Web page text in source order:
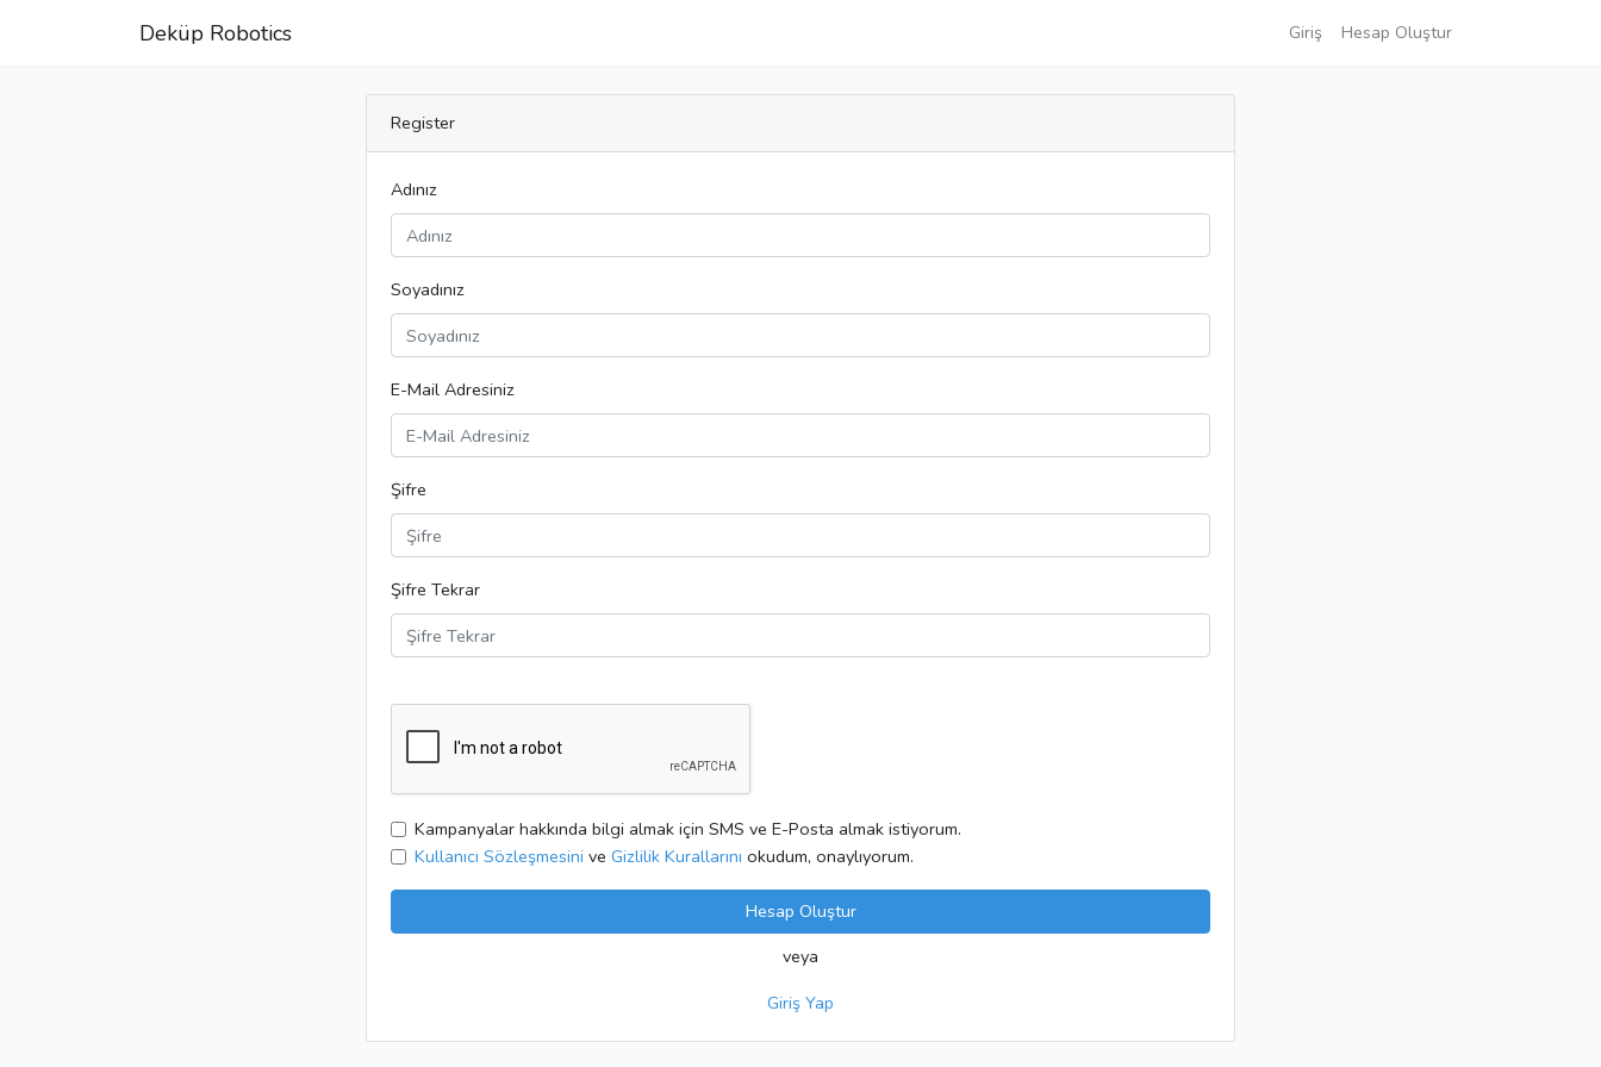
Deküp Robotics Giriş Hesap Oluştur
Register
Adınız
Soyadınız
E-Mail Adresiniz
Şifre
Şifre Tekrar
Kampanyalar hakkında bilgi almak için SMS ve E-Posta almak istiyorum.
Kullanıcı Sözleşmesini ve Gizlilik Kurallarını okudum, onaylıyorum.
Hesap Oluştur
veya
Giriş Yap